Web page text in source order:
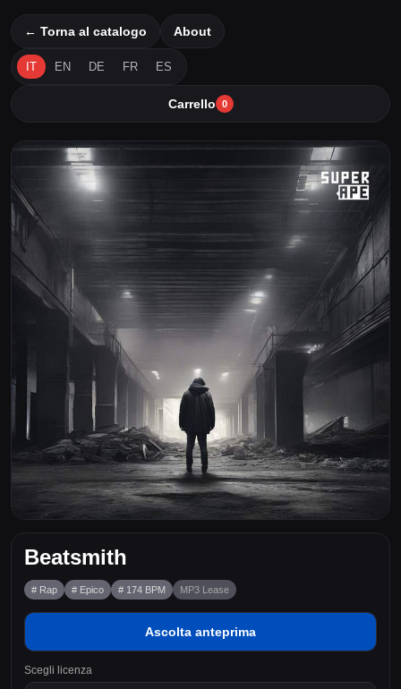
← Torna al catalogo About
IT EN DE FR ES
Carrello 0
Beatsmith
# Rap # Epico # 174 BPM MP3 Lease
Ascolta anteprima
Scegli licenza